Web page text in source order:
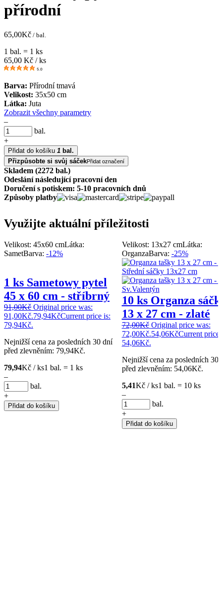
přírodní
65,00Kč / bal.
1 bal. = 1 ks
65,00 Kč / ks
5.0
Barva: Přírodní tmavá
Velikost: 35x50 cm
Látka: Juta
Zobrazit všechny parametry
–
bal.
+
Přidat do košíku 1 bal.
Přizpůsobte si svůj sáčekPřidat označení
Skladem (2272 bal.)
Odeslání následující pracovní den
Doručení s potiskem: 5-10 pracovních dnů
Způsoby platby
Využijte aktuální příležitosti
Velikost: 45x60 cmLátka:
SametBarva: -12%
1 ks Sametowy pytel
45 x 60 cm - stříbrný
91,00Kč Original price was:
91,00Kč.79,94KčCurrent price is:
79,94Kč.
Nejnižší cena za posledních 30 dní
před zlevněním: 79,94Kč.
79,94Kč / ks1 bal. = 1 ks
–
bal.
+
Přidat do košíku
Velikost: 13x27 cmLátka:
OrganzaBarva: -25%
10 ks Organza
13 x 27 cm - zlaté
72,00Kč Original price was:
72,00Kč.54,06KčCurrent price
54,06Kč.
Nejnižší cena za posledních 30
před zlevněním: 54,06Kč.
5,41Kč / ks1 bal. = 10 ks
–
bal.
+
Přidat do košíku